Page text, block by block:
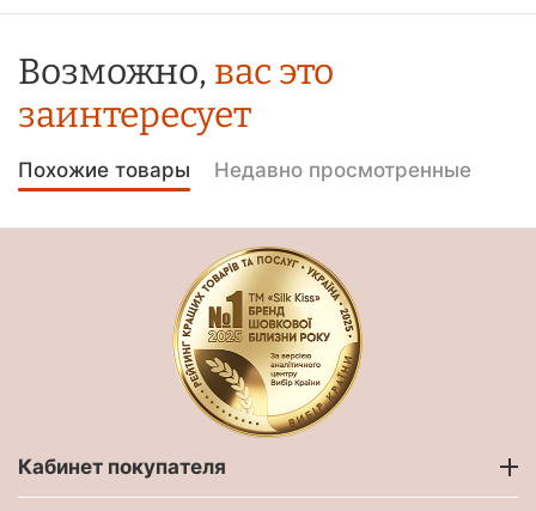
Возможно, вас это
заинтересует
Похожие товары Недавно просмотренные
Кабинет покупателя